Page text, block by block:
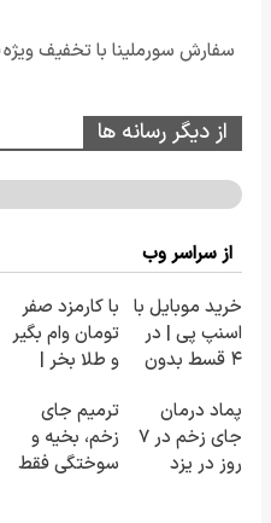
سفارش سورملینا با تخفیف
از دیگر رسانه ها
از سراسر وب
خرید موبایل با
اسنپ پی | در
۴ قسط بدون
با کارمزد صفر
تومان وام بگیر
و طلا بخر |
پماد درمان
جای زخم در ۷
روز در یزد
ترمیم جای
زخم، بخیه و
سوختگی فقط